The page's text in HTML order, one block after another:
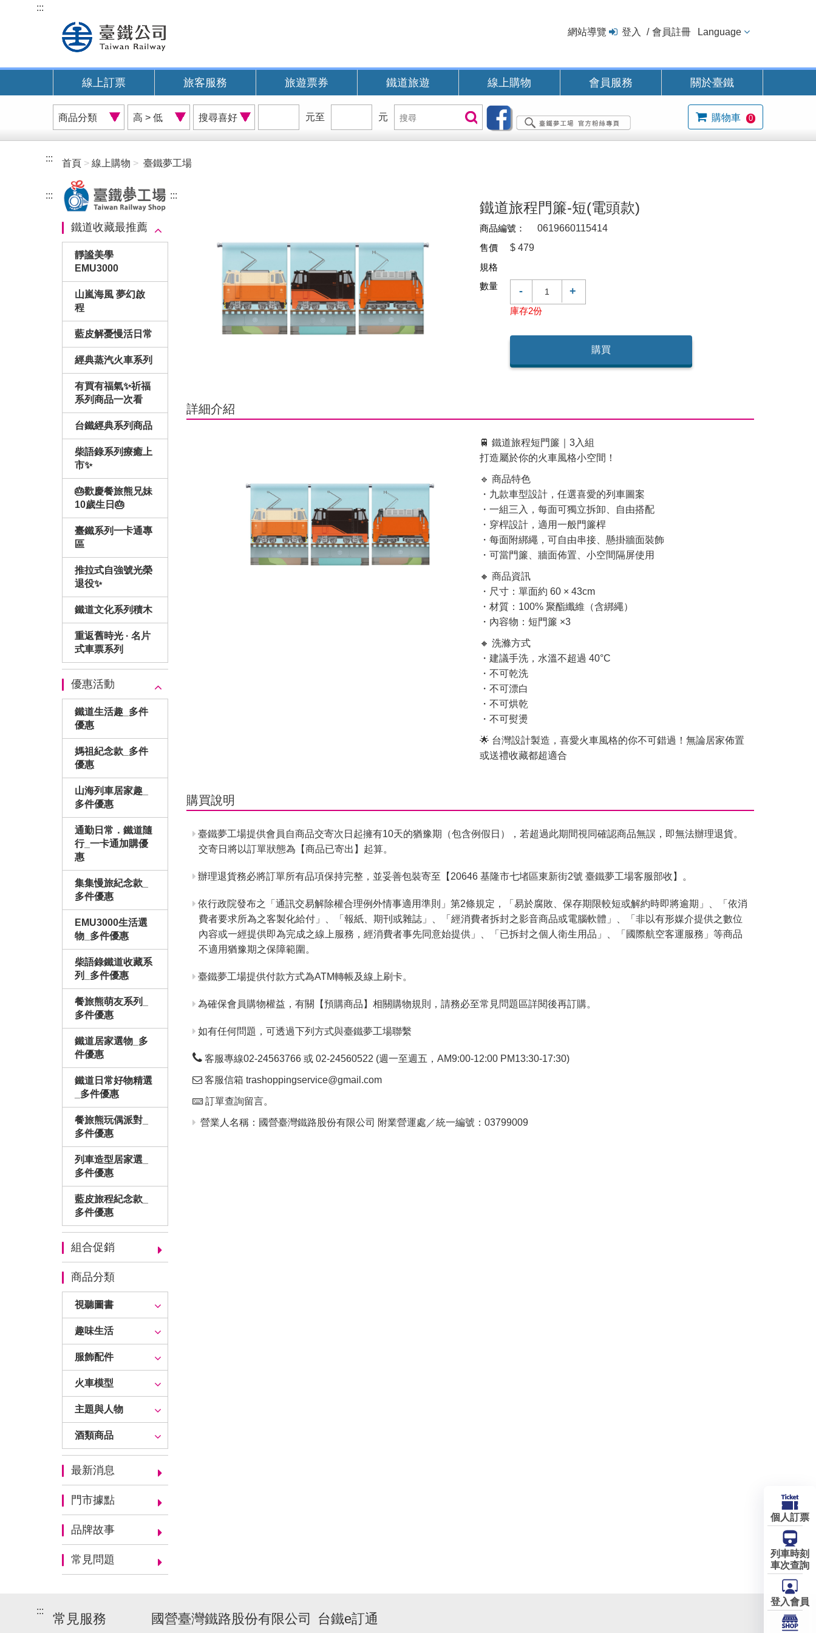
內
:::
網站導覽 登入 會員註冊 Language
線上訂票 旅客服務 旅遊票券 鐵道旅遊 線上購物 會員服務 關於臺鐵
商
品
分
價
格
排
搜
尋
喜
位
元至
位
元
搜
尋
搜尋 購物車 0
::: 首頁 線上購物 臺鐵夢工場
:::
鐵道收藏最推薦
靜謐美學
EMU3000
山嵐海風 夢幻啟
程
藍皮解憂慢活日常
經典蒸汽火車系列
有買有福氣✨祈福
系列商品一次看
台鐵經典系列商品
柴語錄系列療癒上
市✨
🎂歡慶餐旅熊兄妹
10歲生日🎂
臺鐵系列一卡通專
區
推拉式自強號光榮
退役✨
鐵道文化系列積木
重返舊時光 · 名片
式車票系列
優惠活動
鐵道生活趣_多件
優惠
媽祖紀念款_多件
優惠
山海列車居家趣_
多件優惠
通勤日常．鐵道隨
行_一卡通加購優
惠
集集慢旅紀念款_
多件優惠
EMU3000生活選
物_多件優惠
柴語錄鐵道收藏系
列_多件優惠
餐旅熊萌友系列_
多件優惠
鐵道居家選物_多
件優惠
鐵道日常好物精選
_多件優惠
餐旅熊玩偶派對_
多件優惠
列車造型居家選_
多件優惠
藍皮旅程紀念款_
多件優惠
組合促銷
商品分類
視聽圖書
趣味生活
服飾配件
火車模型
主題與人物
酒類商品
最新消息
門市據點
品牌故事
常見問題
:::
鐵道旅程門簾-短(電頭款)
商品編號：
0619660115414
售價
$ 479
規格
數量
- +
庫存2份
購買
詳細介紹
🚆 鐵道旅程短門簾｜3入組
打造屬於你的火車風格小空間！
🔹 商品特色
・九款車型設計，任選喜愛的列車圖案
・一組三入，每面可獨立拆卸、自由搭配
・穿桿設計，適用一般門簾桿
・每面附綁繩，可自由串接、懸掛牆面裝飾
・可當門簾、牆面佈置、小空間隔屏使用
🔸 商品資訊
・尺寸：單面約 60 × 43cm
・材質：100% 聚酯纖維（含綁繩）
・內容物：短門簾 ×3
🔸 洗滌方式
・建議手洗，水溫不超過 40°C
・不可乾洗
・不可漂白
・不可烘乾
・不可熨燙
🌟 台灣設計製造，喜愛火車風格的你不可錯過！無論居家佈置
或送禮收藏都超適合
購買說明
臺鐵夢工場提供會員自商品交寄次日起擁有10天的猶豫期（包含例假日），若超過此期間視同確認商品無誤，即無法辦理退貨。
交寄日將以訂單狀態為【商品已寄出】起算。
辦理退貨務必將訂單所有品項保持完整，並妥善包裝寄至【20646 基隆市七堵區東新街2號 臺鐵夢工場客服部收】。
依行政院發布之「通訊交易解除權合理例外情事適用準則」第2條規定，「易於腐敗、保存期限較短或解約時即將逾期」、「依消
費者要求所為之客製化給付」、「報紙、期刊或雜誌」、「經消費者拆封之影音商品或電腦軟體」、「非以有形媒介提供之數位
內容或一經提供即為完成之線上服務，經消費者事先同意始提供」、「已拆封之個人衛生用品」、「國際航空客運服務」等商品
不適用猶豫期之保障範圍。
臺鐵夢工場提供付款方式為ATM轉帳及線上刷卡。
為確保會員購物權益，有關【預購商品】相關購物規則，請務必至常見問題區詳閱後再訂購。
如有任何問題，可透過下列方式與臺鐵夢工場聯繫
客服專線02-24563766 或 02-24560522 (週一至週五，AM9:00-12:00 PM13:30-17:30)
客服信箱 trashoppingservice@gmail.com
訂單查詢留言。
營業人名稱：國營臺灣鐵路股份有限公司 附業營運處／統一編號：03799009
:::
常見服務 國營臺灣鐵路股份有限公司 台鐵e訂通
個人訂票
列車時刻
車次查詢
登入會員